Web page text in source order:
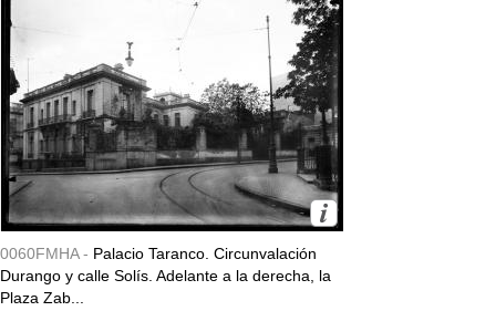
0060FMHA - Palacio Taranco. Circunvalación
Durango y calle Solís. Adelante a la derecha, la
Plaza Zab...